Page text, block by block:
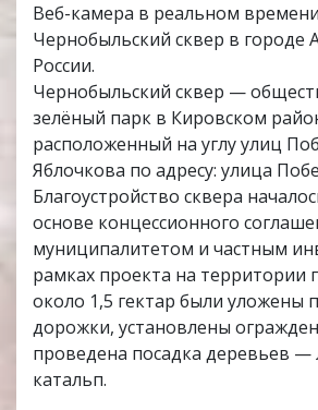
Веб-камера в реальном
Чернобыльский сквер в городе
России.
Чернобыльский сквер —
зелёный парк в Кировском
расположенный на углу улиц
Яблочкова по адресу: улица
Благоустройство сквера
основе концессионного
муниципалитетом и частным
рамках проекта на
около 1,5 гектар были уложены
дорожки, установлены
проведена посадка деревьев —
катальп.